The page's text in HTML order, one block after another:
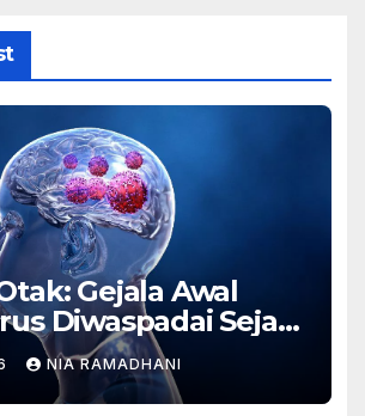
Gejala Awal
Diwaspadai Sejak
NIA RAMADHANI